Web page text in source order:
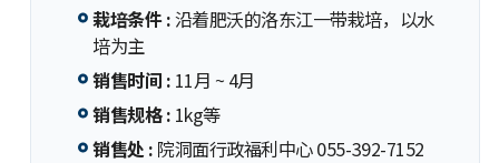
栽培条件 :沿着肥沃的洛东江一带栽培，以水
培为主
销售时间 : 11月 ~ 4月
销售规格 : 1kg等
销售处 : 院洞面行政福利中心 055-392-7152